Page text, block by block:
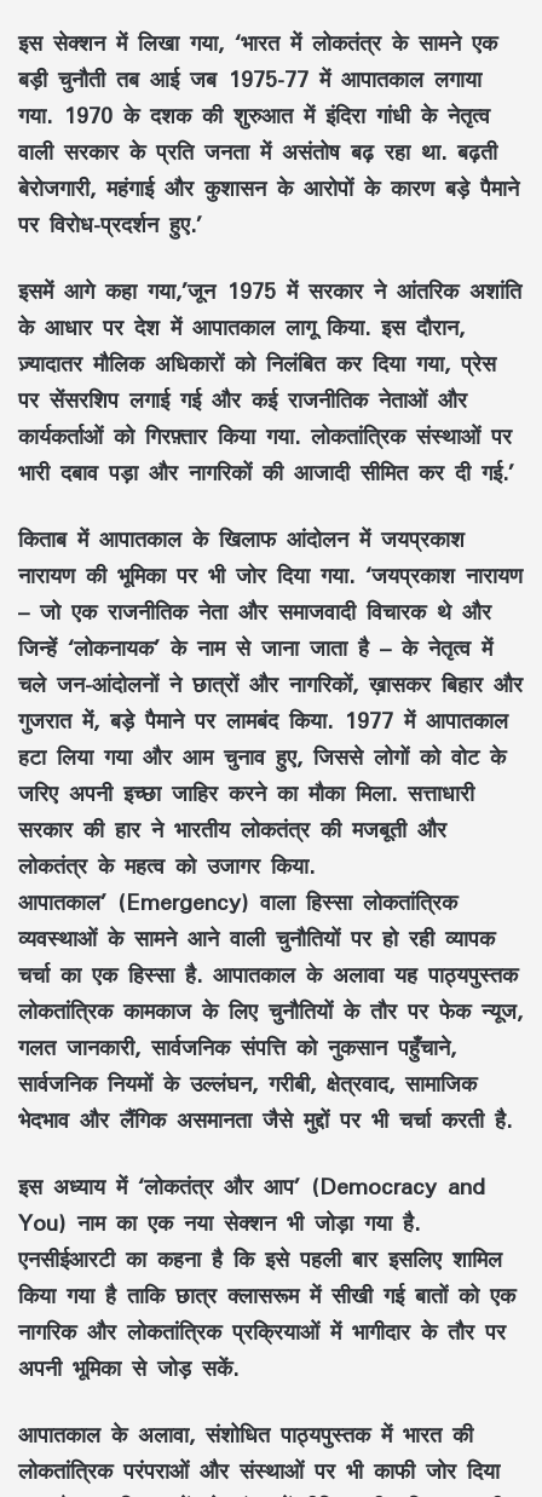
इस सेक्शन में लिखा गया, ‘भारत में लोकतंत्र के सामने एक
बड़ी चुनौती तब आई जब 1975-77 में आपातकाल लगाया
गया. 1970 के दशक की शुरुआत में इंदिरा गांधी के नेतृत्व
वाली सरकार के प्रति जनता में असंतोष बढ़ रहा था. बढ़ती
बेरोजगारी, महंगाई और कुशासन के आरोपों के कारण बड़े पैमाने
पर विरोध-प्रदर्शन हुए.’
इसमें आगे कहा गया,’जून 1975 में सरकार ने आंतरिक अशांति
के आधार पर देश में आपातकाल लागू किया. इस दौरान,
ज़्यादातर मौलिक अधिकारों को निलंबित कर दिया गया, प्रेस
पर सेंसरशिप लगाई गई और कई राजनीतिक नेताओं और
कार्यकर्ताओं को गिरफ़्तार किया गया. लोकतांत्रिक संस्थाओं पर
भारी दबाव पड़ा और नागरिकों की आजादी सीमित कर दी गई.’
किताब में आपातकाल के खिलाफ आंदोलन में जयप्रकाश
नारायण की भूमिका पर भी जोर दिया गया. ‘जयप्रकाश नारायण
– जो एक राजनीतिक नेता और समाजवादी विचारक थे और
जिन्हें ‘लोकनायक’ के नाम से जाना जाता है – के नेतृत्व में
चले जन-आंदोलनों ने छात्रों और नागरिकों, ख़ासकर बिहार और
गुजरात में, बड़े पैमाने पर लामबंद किया. 1977 में आपातकाल
हटा लिया गया और आम चुनाव हुए, जिससे लोगों को वोट के
जरिए अपनी इच्छा जाहिर करने का मौका मिला. सत्ताधारी
सरकार की हार ने भारतीय लोकतंत्र की मजबूती और
लोकतंत्र के महत्व को उजागर किया.
आपातकाल’ (Emergency) वाला हिस्सा लोकतांत्रिक
व्यवस्थाओं के सामने आने वाली चुनौतियों पर हो रही व्यापक
चर्चा का एक हिस्सा है. आपातकाल के अलावा यह पाठ्यपुस्तक
लोकतांत्रिक कामकाज के लिए चुनौतियों के तौर पर फेक न्यूज,
गलत जानकारी, सार्वजनिक संपत्ति को नुकसान पहुँचाने,
सार्वजनिक नियमों के उल्लंघन, गरीबी, क्षेत्रवाद, सामाजिक
भेदभाव और लैंगिक असमानता जैसे मुद्दों पर भी चर्चा करती है.
इस अध्याय में ‘लोकतंत्र और आप’ (Democracy and
You) नाम का एक नया सेक्शन भी जोड़ा गया है.
एनसीईआरटी का कहना है कि इसे पहली बार इसलिए शामिल
किया गया है ताकि छात्र क्लासरूम में सीखी गई बातों को एक
नागरिक और लोकतांत्रिक प्रक्रियाओं में भागीदार के तौर पर
अपनी भूमिका से जोड़ सकें.
आपातकाल के अलावा, संशोधित पाठ्यपुस्तक में भारत की
लोकतांत्रिक परंपराओं और संस्थाओं पर भी काफी जोर दिया